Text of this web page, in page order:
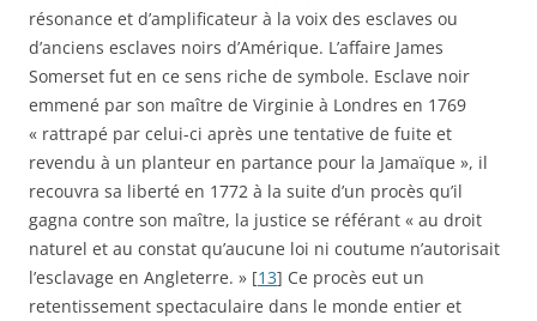
résonance et d’amplificateur à la voix des esclaves ou
d’anciens esclaves noirs d’Amérique. L’affaire James
Somerset fut en ce sens riche de symbole. Esclave noir
emmené par son maître de Virginie à Londres en 1769
« rattrapé par celui-ci après une tentative de fuite et
revendu à un planteur en partance pour la Jamaïque », il
recouvra sa liberté en 1772 à la suite d’un procès qu’il
gagna contre son maître, la justice se référant « au droit
naturel et au constat qu’aucune loi ni coutume n’autorisait
l’esclavage en Angleterre. » [13] Ce procès eut un
retentissement spectaculaire dans le monde entier et